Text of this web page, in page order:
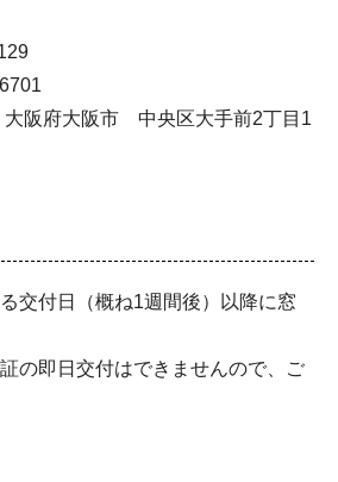
阪府大阪市 中央区大手前2丁目1
交付日（概ね1週間後）以降に窓
の即日交付はできませんので、ご